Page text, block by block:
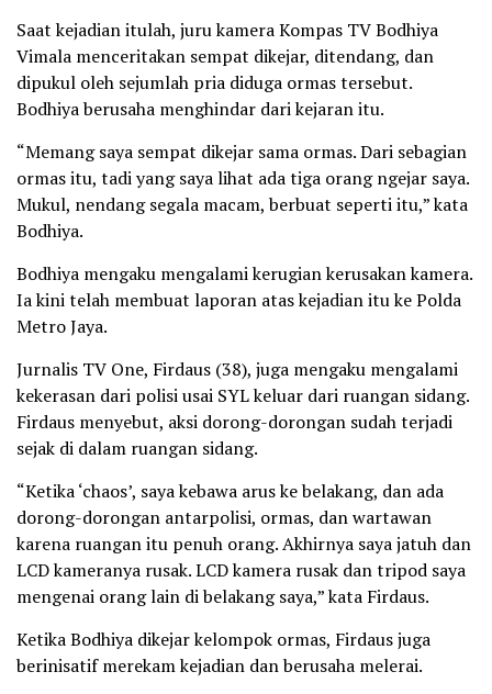
Saat kejadian itulah, juru kamera Kompas TV Bodhiya
Vimala menceritakan sempat dikejar, ditendang, dan
dipukul oleh sejumlah pria diduga ormas tersebut.
Bodhiya berusaha menghindar dari kejaran itu.
“Memang saya sempat dikejar sama ormas. Dari sebagian
ormas itu, tadi yang saya lihat ada tiga orang ngejar saya.
Mukul, nendang segala macam, berbuat seperti itu,” kata
Bodhiya.
Bodhiya mengaku mengalami kerugian kerusakan kamera.
Ia kini telah membuat laporan atas kejadian itu ke Polda
Metro Jaya.
Jurnalis TV One, Firdaus (38), juga mengaku mengalami
kekerasan dari polisi usai SYL keluar dari ruangan sidang.
Firdaus menyebut, aksi dorong-dorongan sudah terjadi
sejak di dalam ruangan sidang.
“Ketika ‘chaos’, saya kebawa arus ke belakang, dan ada
dorong-dorongan antarpolisi, ormas, dan wartawan
karena ruangan itu penuh orang. Akhirnya saya jatuh dan
LCD kameranya rusak. LCD kamera rusak dan tripod saya
mengenai orang lain di belakang saya,” kata Firdaus.
Ketika Bodhiya dikejar kelompok ormas, Firdaus juga
berinisatif merekam kejadian dan berusaha melerai.